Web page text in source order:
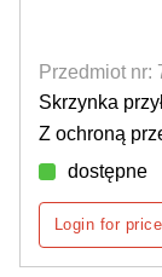
Przedmiot nr:
Skrzynka
Z ochroną
dostępne
Login for